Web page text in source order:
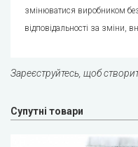
змінюватися виробником
відповідальності за зміни,
Зареєструйтесь, щоб
Супутні товари